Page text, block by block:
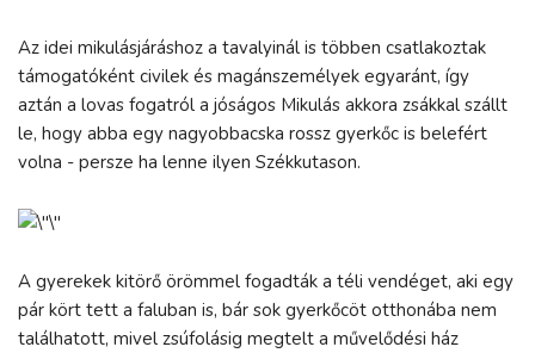
Az idei mikulásjáráshoz a tavalyinál is többen csatlakoztak
támogatóként civilek és magánszemélyek egyaránt, így
aztán a lovas fogatról a jóságos Mikulás akkora zsákkal szállt
le, hogy abba egy nagyobbacska rossz gyerkőc is belefért
volna - persze ha lenne ilyen Székkutason.
A gyerekek kitörő örömmel fogadták a téli vendéget, aki egy
pár kört tett a faluban is, bár sok gyerkőcöt otthonába nem
találhatott, mivel zsúfolásig megtelt a művelődési ház